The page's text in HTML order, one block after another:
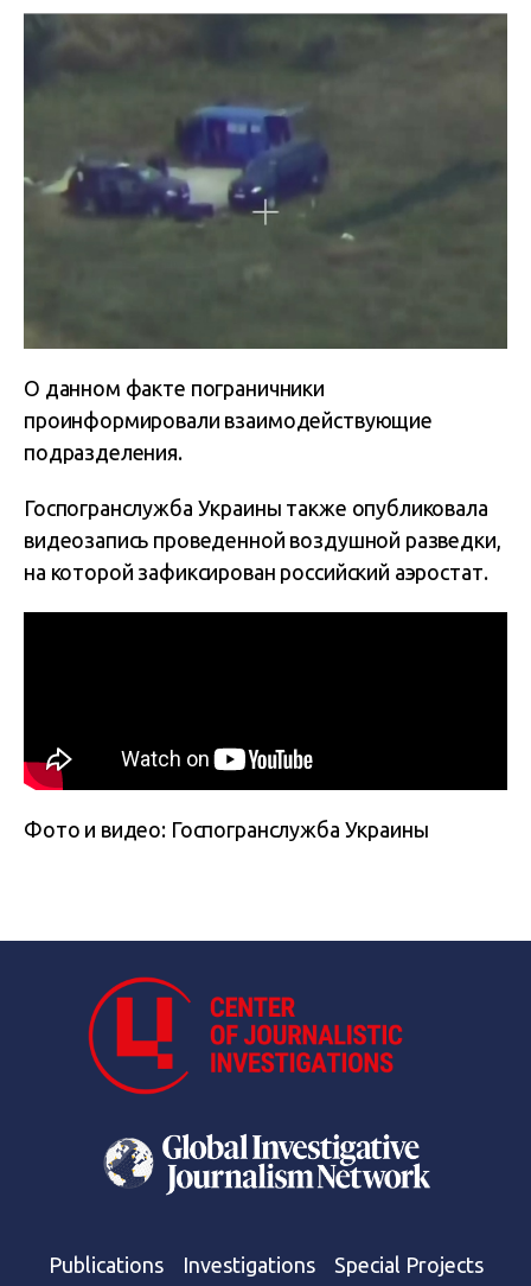
О данном факте пограничники
проинформировали взаимодействующие
подразделения.
Госпогранслужба Украины также опубликовала
видеозапись проведенной воздушной разведки,
на которой зафиксирован российский аэростат.
Фото и видео: Госпогранслужба Украины
Publications Investigations Special Projects